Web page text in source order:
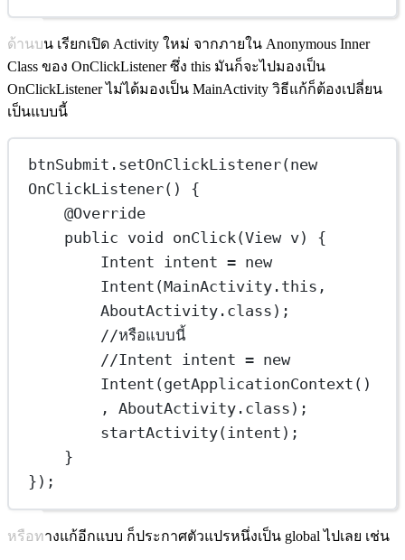
ด้านบน เรียกเปิด Activity ใหม่ จากภายใน Anonymous Inner
Class ของ OnClickListener ซึ่ง this มันก็จะไปมองเป็น
OnClickListener ไม่ได้มองเป็น MainActivity วิธีแก้ก็ต้องเปลี่ยน
เป็นแบบนี้
btnSubmit. setOnClickListener(new
OnClickListener() {
@Override
public void onClick(View v) {
Intent intent = new
Intent (MainActivity.this,
AboutActivity.class);
//หรือแบบนี้
//Intent intent = new
Intent(getApplicationContext()
, AboutActivity.class);
startActivity(intent);
}
});
หรือทางแก้อีกแบบ ก็ประกาศตัวแปรหนึ่งเป็น global ไปเลย เช่น